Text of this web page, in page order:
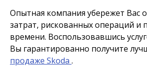
Опытная компания убережет Вас
затрат, рискованных операций и
времени. Воспользовавшись
Вы гарантированно получите
продаже Skoda .